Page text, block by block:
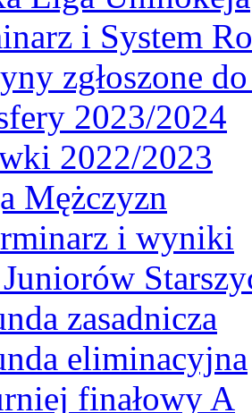
i System
zgłoszone
2023/2024
2022/2023
Mężczyzn
i wyniki
zasadnicza
eliminacyjna
finałowy A